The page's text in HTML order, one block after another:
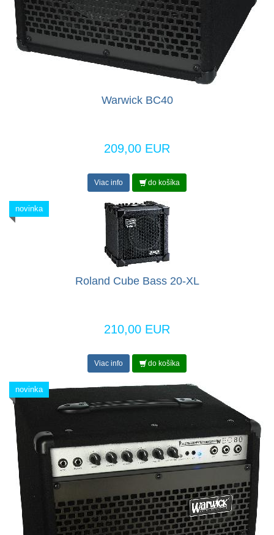
Warwick BC40
209,00 EUR
Viac info do košíka
novinka
Roland Cube Bass 20-XL
210,00 EUR
Viac info do košíka
novinka